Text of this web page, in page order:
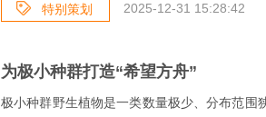
特别策划 2025-12-31 15:28:42
为极小种群打造“希望方舟”
极小种群野生植物是一类数量极少、分布范围